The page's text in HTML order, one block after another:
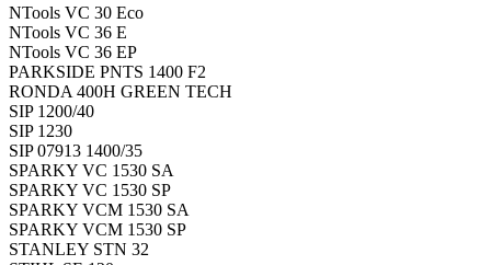
NTools VC 30 Eco
NTools VC 36 E
NTools VC 36 EP
PARKSIDE PNTS 1400 F2
RONDA 400H GREEN TECH
SIP 1200/40
SIP 1230
SIP 07913 1400/35
SPARKY VC 1530 SA
SPARKY VC 1530 SP
SPARKY VCM 1530 SA
SPARKY VCM 1530 SP
STANLEY STN 32